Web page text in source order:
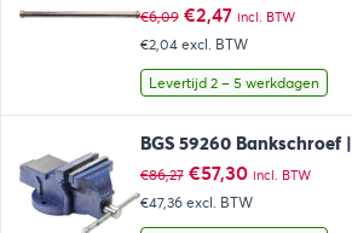
€6,09 Oorspronkelijke
prijs
was:
€6,09.
€2,47Huidige
prijs
is:
€2,47.
incl. BTW
€2,04 excl. BTW
Levertijd 2 – 5 werkdagen
BGS 59260 Bankschroef
€86,27 Oorspronkelijke
prijs
was:
€57,30Huidige
prijs
is:
incl. BTW
€47,36 excl. BTW